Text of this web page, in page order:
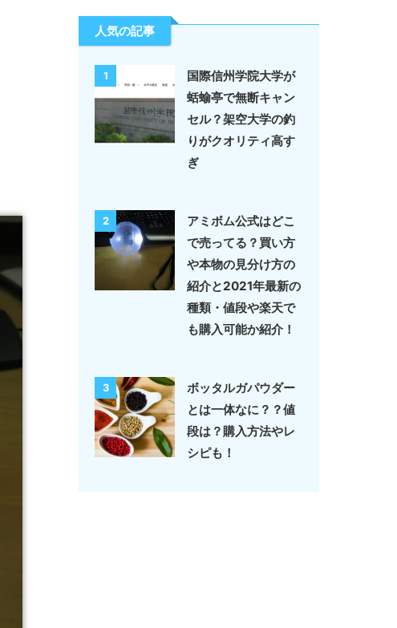
人気の記事
1
国際信州学院大学が
蛞蝓亭で無断キャン
セル？架空大学の釣
りがクオリティ高す
ぎ
2
アミボム公式はどこ
で売ってる？買い方
や本物の見分け方の
紹介と2021年最新の
種類・値段や楽天で
も購入可能か紹介！
3
ボッタルガパウダー
とは一体なに？？値
段は？購入方法やレ
シピも！